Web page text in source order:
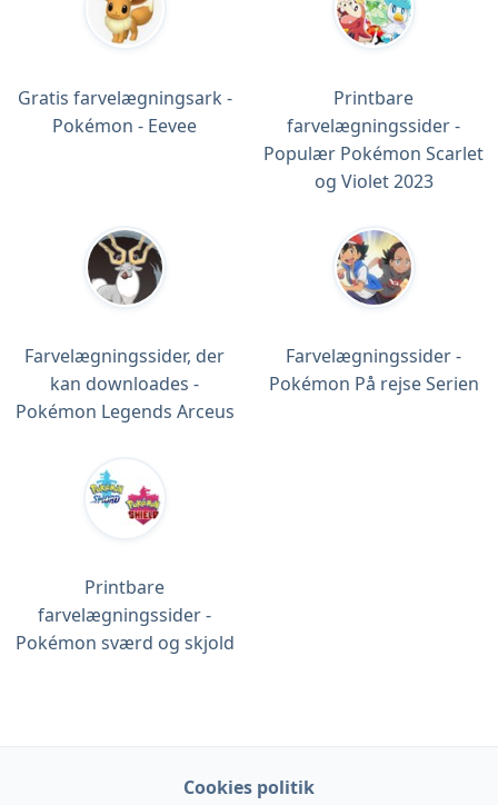
Gratis farvelægningsark -
Pokémon - Eevee
Printbare
farvelægningssider -
Populær Pokémon Scarlet
og Violet 2023
Farvelægningssider, der
kan downloades -
Pokémon Legends Arceus
Farvelægningssider -
Pokémon På rejse Serien
Printbare
farvelægningssider -
Pokémon sværd og skjold
Cookies politik